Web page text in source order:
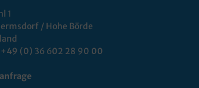
1
/ Hohe Börde
+49 (0) 36 602 28 90 00